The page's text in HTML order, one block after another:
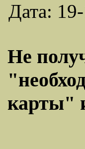
Дата:
Не
карты"